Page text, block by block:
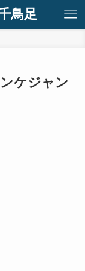
鳥足
ケジャン